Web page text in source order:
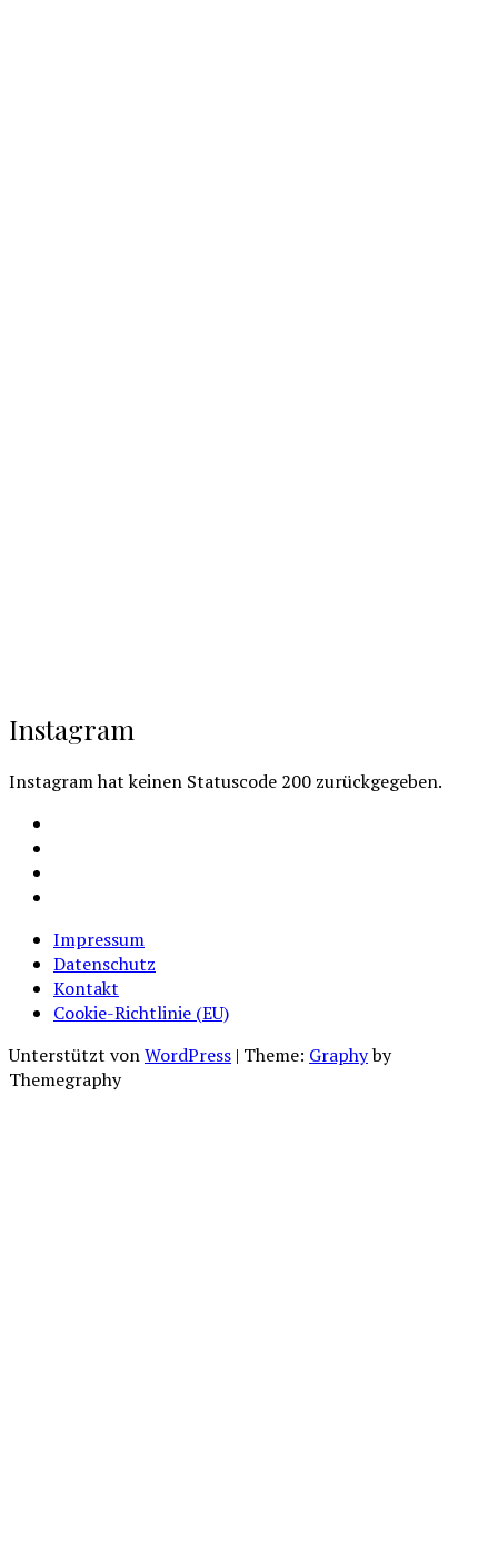
Instagram
Instagram hat keinen Statuscode 200 zurückgegeben.
(EU)
Impressum
Datenschutz
Kontakt
Cookie-Richtlinie (EU)
Unterstützt vonWordPress | Theme: Graphyby
Themegraphy